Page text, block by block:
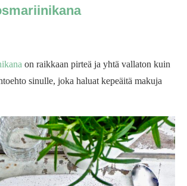
on raikkaan pirteä ja yhtä vallaton kuin
sinulle, joka haluat kepeäitä makuja